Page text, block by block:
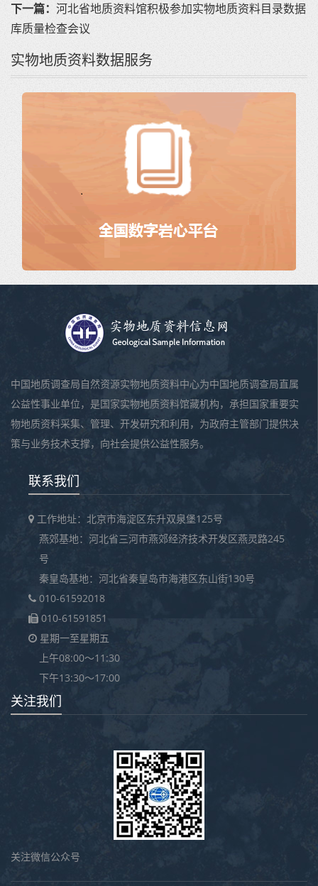
下一篇： 河北省地质资料馆积极参加实物地质资料目录数据
库质量检查会议
实物地质资料数据服务
中国地质调查局自然资源实物地质资料中心为中国地质调查局直属
公益性事业单位，是国家实物地质资料馆藏机构，承担国家重要实
物地质资料采集、管理、开发研究和利用，为政府主管部门提供决
策与业务技术支撑，向社会提供公益性服务。
联系我们
工作地址：北京市海淀区东升双泉堡125号
燕郊基地：河北省三河市燕郊经济技术开发区燕灵路245
号
秦皇岛基地：河北省秦皇岛市海港区东山街130号
010-61592018
010-61591851
星期一至星期五
上午08:00～11:30
下午13:30～17:00
关注我们
关注微信公众号